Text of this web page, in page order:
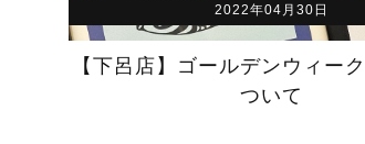
2022年04月30日
【下呂店】ゴールデンウィー
ついて